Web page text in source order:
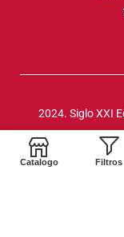
2024. Siglo XXI
Catalogo Filtros